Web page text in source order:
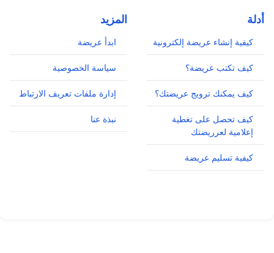
أدلة
كيفية إنشاء عريضة إلكترونية
كيف تكتب عريضة؟
كيف يمكنك ترويج عريضتك؟
كيف تحصل على تغطية
إعلامية لعرريضتك
كيفية تسليم عريضة
المزيد
ابدأ عريضة
سياسة الخصوصية
إدارة ملفات تعريف الارتباط
نبذة عنا